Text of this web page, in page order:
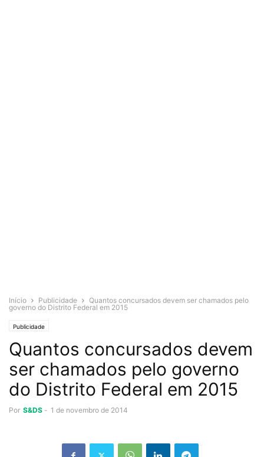
Início Publicidade
Quantos concursados devem ser chamados pelo
governo do Distrito Federal em 2015
Publicidade
Quantos concursados devem
ser chamados pelo governo
do Distrito Federal em 2015
Por S&DS - 1 de novembro de 2014